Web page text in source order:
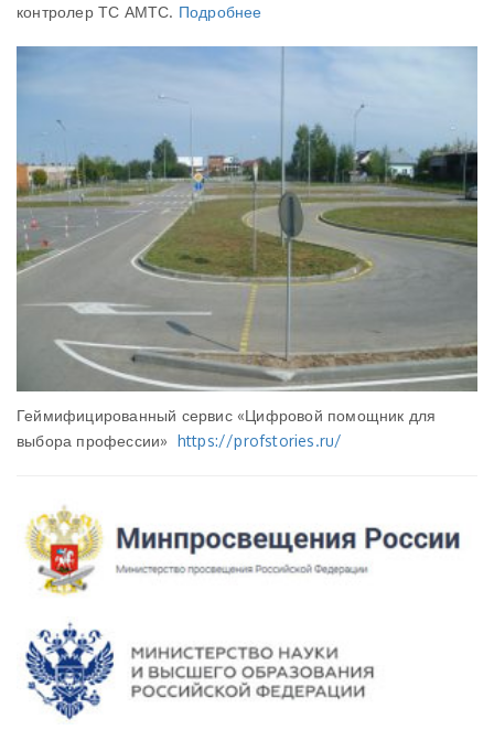
контролер ТС АМТС. Подробнее
Геймифицированный сервис «Цифровой помощник для
выбора профессии» https://profstories.ru/